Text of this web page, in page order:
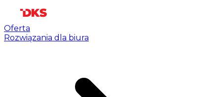
Oferta
Rozwiązania dla biura